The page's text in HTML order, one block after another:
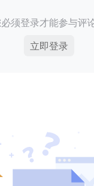
须登录才能参与评
立即登录